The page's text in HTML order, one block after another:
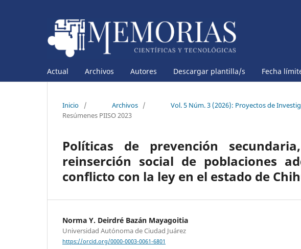
Actual Archivos Autores Descargar plantilla/s Fecha
Inicio / Archivos / Vol. 5 Núm. 3 (2026): Proyectos de
Resúmenes PIISO 2023
Políticas de prevención
reinserción social de poblaciones
conflicto con la ley en el estado de
Norma Y. Deirdré Bazán Mayagoitia
Universidad Autónoma de Ciudad Juárez
https://orcid.org/0000-0003-0061-6801